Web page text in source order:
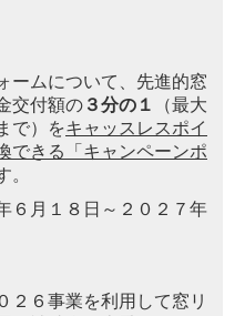
ームについて、先進的窓
交付額の ３分の１
（最大
で）をキャッスレスポイ
できる「キャンペーンポ
。
６月１８日～２０２７年
２６事業を利用して窓リ